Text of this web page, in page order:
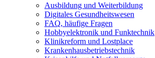
Ausbildung und Weiterbildung
Digitales Gesundheitswesen
FAQ, häufige Fragen
Hobbyelektronik und Funktechnik
Klinikreform und Lostplace
Krankenhausbetriebstechnik